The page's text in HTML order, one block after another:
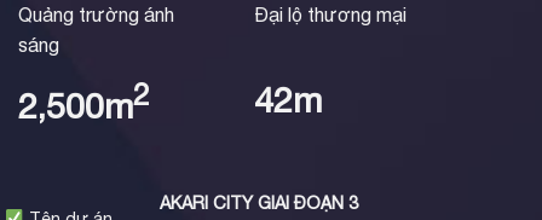
Quảng trường ánh
sáng
2,500m2
Đại lộ thương mại
42m
AKARI CITY GIAI ĐOẠN 3